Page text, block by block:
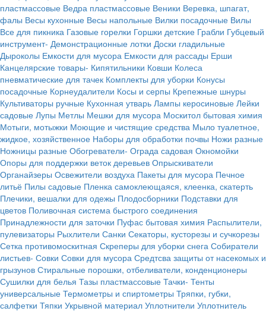
пластмассовые Ведра пластмассовые Веники Веревка, шпагат,
фалы Весы кухонные Весы напольные Вилки посадочные Вилы
Все для пикника Газовые горелки Горшки детские Грабли Губцевый
инструмент- Демонстрационные лотки Доски гладильные
Дыроколы Емкости для мусора Емкости для рассады Ерши
Канцелярские товары- Кипятильники Ковши Колеса
пневматические для тачек Комплекты для уборки Конусы
посадочные Корнеудалители Косы и серпы Крепежные шнуры
Культиваторы ручные Кухонная утварь Лампы керосиновые Лейки
садовые Лупы Метлы Мешки для мусора Москитол бытовая химия
Мотыги, мотыжки Моющие и чистящие средства Мыло туалетное,
жидкое, хозяйственное Наборы для обработки почвы Ножи разные
Ножницы разные Обогреватели- Ограда садовая Окномойки
Опоры для поддержки веток деревьев Опрыскиватели
Органайзеры Освежители воздуха Пакеты для мусора Печное
литьё Пилы садовые Пленка самоклеющаяся, клеенка, скатерть
Плечики, вешалки для одежы Плодосборники Подставки для
цветов Поливочная система быстрого соединения
Принадлежности для заточки Пуфас бытовая химия Распылители,
пулевизаторы Рыхлители Санки Секаторы, кусторезы и сучкорезы
Сетка противомоскитная Скреперы для уборки снега Собиратели
листьев- Совки Совки для мусора Средтсва защиты от насекомых и
грызунов Стиральные порошки, отбеливатели, конденционеры
Сушилки для белья Тазы пластмассовые Тачки- Тенты
универсальные Термометры и спиртометры Тряпки, губки,
салфетки Тяпки Укрывной материал Уплотнители Уплотнитель